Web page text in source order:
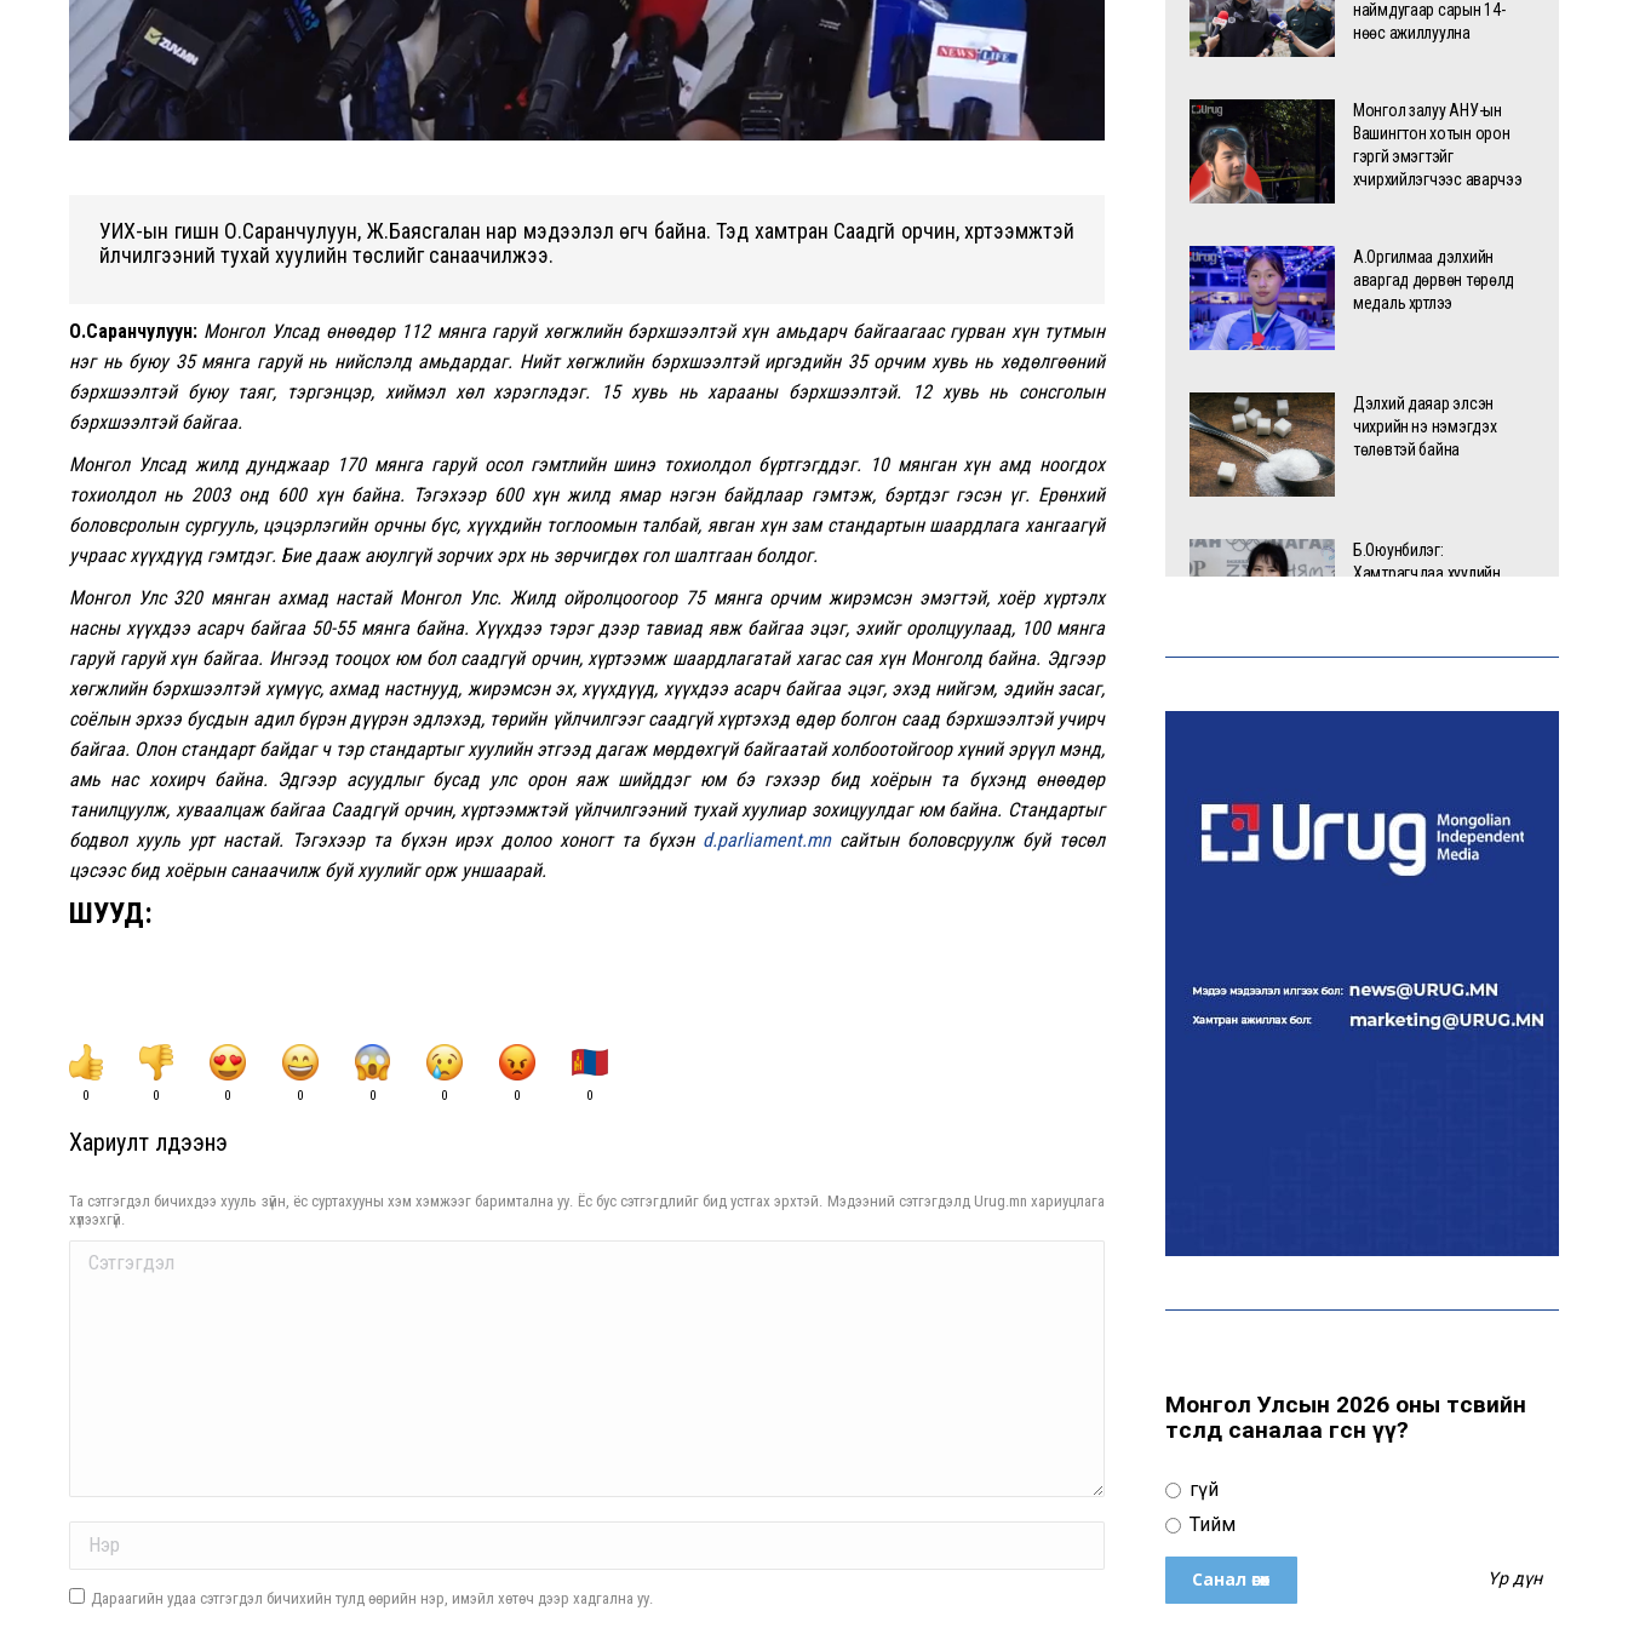
УИХ-ын гишүүн О.Саранчулуун, Ж.Баясгалан нар мэдээлэл өгч байна. Тэд хамтран Саадгүй орчин, хүртээмжтэй
үйлчилгээний тухай хуулийн төслийг санаачилжээ.
О.Саранчулуун: Монгол Улсад өнөөдөр 112 мянга гаруй хөгжлийн бэрхшээлтэй хүн амьдарч байгаагаас гурван хүн тутмын
нэг нь буюу 35 мянга гаруй нь нийслэлд амьдардаг. Нийт хөгжлийн бэрхшээлтэй иргэдийн 35 орчим хувь нь хөдөлгөөний
бэрхшээлтэй буюу таяг, тэргэнцэр, хиймэл хөл хэрэглэдэг. 15 хувь нь харааны бэрхшээлтэй. 12 хувь нь сонсголын
бэрхшээлтэй байгаа.
Монгол Улсад жилд дунджаар 170 мянга гаруй осол гэмтлийн шинэ тохиолдол бүртгэгддэг. 10 мянган хүн амд ноогдох
тохиолдол нь 2003 онд 600 хүн байна. Тэгэхээр 600 хүн жилд ямар нэгэн байдлаар гэмтэж, бэртдэг гэсэн үг. Ерөнхий
боловсролын сургууль, цэцэрлэгийн орчны бүс, хүүхдийн тоглоомын талбай, явган хүн зам стандартын шаардлага хангаагүй
учраас хүүхдүүд гэмтдэг. Бие дааж аюулгүй зорчих эрх нь зөрчигдөх гол шалтгаан болдог.
Монгол Улс 320 мянган ахмад настай Монгол Улс. Жилд ойролцоогоор 75 мянга орчим жирэмсэн эмэгтэй, хоёр хүртэлх
насны хүүхдээ асарч байгаа 50-55 мянга байна. Хүүхдээ тэрэг дээр тавиад явж байгаа эцэг, эхийг оролцуулаад, 100 мянга
гаруй гаруй хүн байгаа. Ингээд тооцох юм бол саадгүй орчин, хүртээмж шаардлагатай хагас сая хүн Монголд байна. Эдгээр
хөгжлийн бэрхшээлтэй хүмүүс, ахмад настнууд, жирэмсэн эх, хүүхдүүд, хүүхдээ асарч байгаа эцэг, эхэд нийгэм, эдийн засаг,
соёлын эрхээ бусдын адил бүрэн дүүрэн эдлэхэд, төрийн үйлчилгээг саадгүй хүртэхэд өдөр болгон саад бэрхшээлтэй учирч
байгаа. Олон стандарт байдаг ч тэр стандартыг хуулийн этгээд дагаж мөрдөхгүй байгаатай холбоотойгоор хүний эрүүл мэнд,
амь нас хохирч байна. Эдгээр асуудлыг бусад улс орон яаж шийддэг юм бэ гэхээр бид хоёрын та бүхэнд өнөөдөр
танилцуулж, хуваалцаж байгаа Саадгүй орчин, хүртээмжтэй үйлчилгээний тухай хуулиар зохицуулдаг юм байна. Стандартыг
бодвол хууль урт настай. Тэгэхээр та бүхэн ирэх долоо хоногт та бүхэн d.parliament.mnсайтын боловсруулж буй төсөл
цэсээс бид хоёрын санаачилж буй хуулийг орж уншаарай.
ШУУД:
0 0 0 0 0 0 0 0
Хариулт үлдээнэ үү
Та сэтгэгдэл бичихдээ хууль зүйн, ёс суртахууны хэм хэмжээг баримтална уу. Ёс бус сэтгэгдлийг бид устгах эрхтэй. Мэдээний сэтгэгдэлд Urug.mn хариуцлага
хүлээхгүй.
Comment
Дараагийн удаа сэтгэгдэл бичихийн тулд өөрийн нэр, имэйл хөтөч дээр хадгална уу.
наймдугаар сарын 14-
нөөс ажиллуулна
Монгол залуу АНУ-ын
Вашингтон хотын орон
гэргүй эмэгтэйг
хүчирхийлэгчээс аварчээ
А.Оргилмаа дэлхийн
аваргад дөрвөн төрөлд
медаль хүртлээ
Дэлхий даяар элсэн
чихрийн үнэ нэмэгдэх
төлөвтэй байна
Б.Оюунбилэг:
Хамтрагчдаа хуулийн
Д.Амарбаясгалан: Зах
Голомт банк АНЭУ-ын
Mashreq банканд Дирхам
Өчигдөр 102 тусгай
Монгол Улсын 2026 оны төсвийн
төсөлд саналаа өгсөн үү?
Үгүй
Тийм
Үр дүн